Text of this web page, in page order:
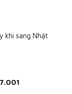
khi sang Nhật